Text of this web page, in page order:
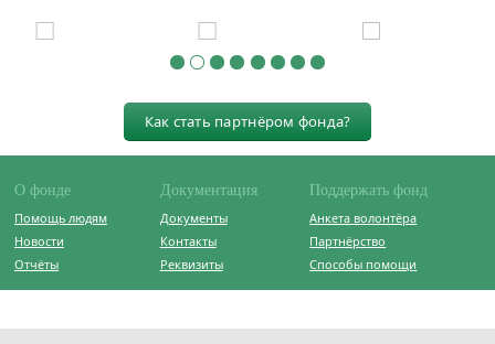
Как стать партнёром фонда?
О фонде
Помощь людям
Новости
Отчёты
Документация
Документы
Контакты
Реквизиты
Поддержать фонд
Анкета волонтёра
Партнёрство
Способы помощи